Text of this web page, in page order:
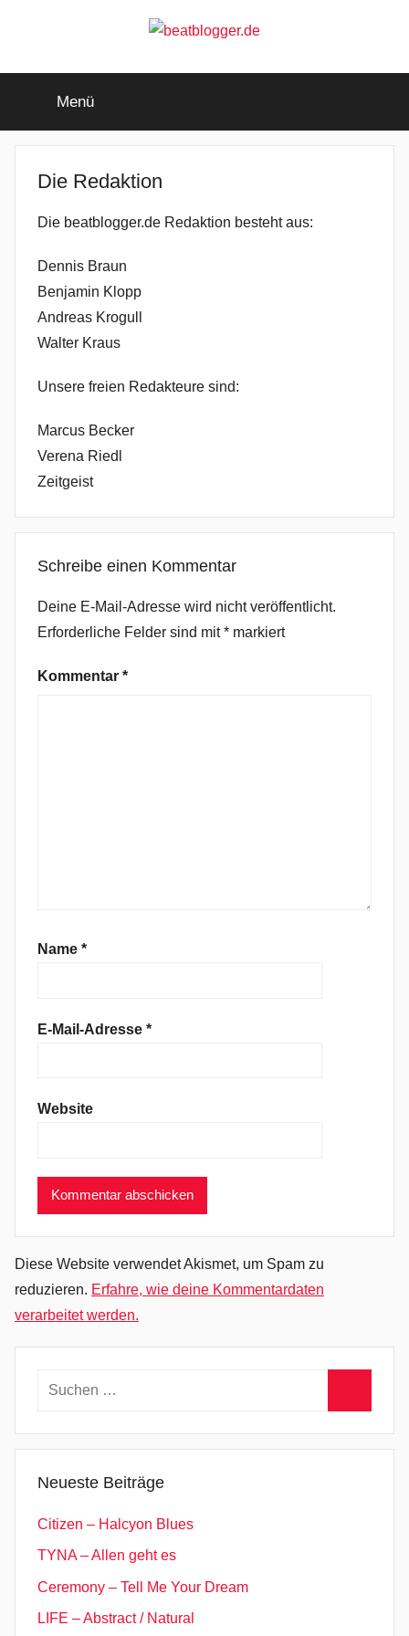
beatblogger.de
beat
goes
Menü
Die Redaktion
Die beatblogger.de Redaktion besteht aus:
Dennis Braun
Benjamin Klopp
Andreas Krogull
Walter Kraus
Unsere freien Redakteure sind:
Marcus Becker
Verena Riedl
Zeitgeist
Schreibe einen Kommentar
Deine E-Mail-Adresse wird nicht veröffentlicht.
Erforderliche Felder sind mit* markiert
Kommentar *
Name *
E-Mail-Adresse *
Website
Diese Website verwendet Akismet, um Spam zu
reduzieren. Erfahre, wie deine Kommentardaten
verarbeitet werden.
Suchen
Neueste Beiträge
Citizen – Halcyon Blues
TYNA – Allen geht es
Ceremony – Tell Me Your Dream
LIFE – Abstract / Natural